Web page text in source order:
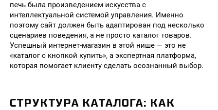
печь была произведением искусства с
интеллектуальной системой управления. Именно
поэтому сайт должен быть адаптирован под несколько
сценариев поведения, а не просто каталог товаров.
Успешный интернет-магазин в этой нише — это не
«каталог с кнопкой купить», а экспертная платформа,
которая помогает клиенту сделать осознанный выбор.
СТРУКТУРА КАТАЛОГА: КАК